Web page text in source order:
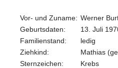
Vor- und Zuname: Werner
Geburtsdaten:
13. Juli
Familienstand:
ledig
Ziehkind:
Mathias
Sternzeichen:
Krebs